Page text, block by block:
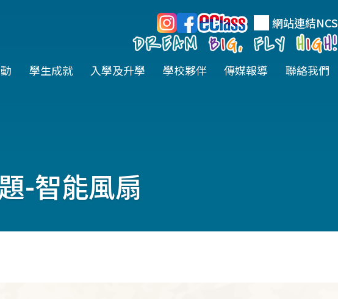
網站連結NCS
學生成就 入學及升學 學校夥伴 傳媒報導 聯絡我們
-智能風扇